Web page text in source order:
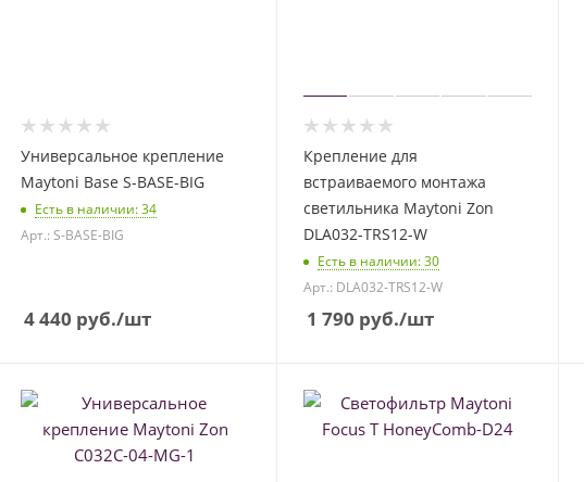
Универсальное крепление
Maytoni Base S-BASE-BIG
Есть в наличии: 34
Арт.: S-BASE-BIG
4 440 руб./шт
Крепление для
встраиваемого монтажа
светильника Maytoni Zon
DLA032-TRS12-W
Есть в наличии: 30
Арт.: DLA032-TRS12-W
1 790 руб./шт